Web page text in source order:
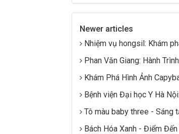
Newer articles
Nhiệm vụ hongsil: Khám
Phan Văn Giang: Hành
Khám Phá Hình Ảnh
Bệnh viện Đại học Y Hà
Tô màu baby three - Sáng
Bách Hóa Xanh - Điểm